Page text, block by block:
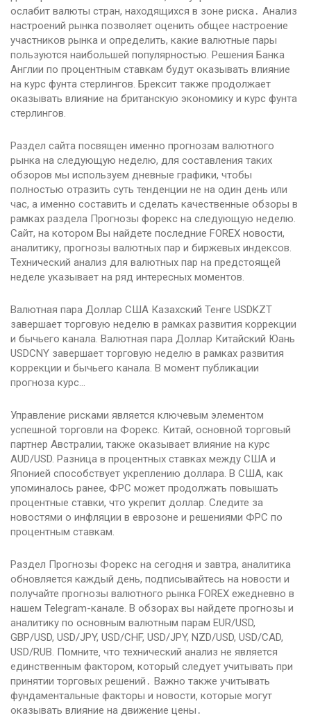
ослабит валюты стран, находящихся в зоне риска․ Анализ
настроений рынка позволяет оценить общее настроение
участников рынка и определить, какие валютные пары
пользуются наибольшей популярностью. Решения Банка
Англии по процентным ставкам будут оказывать влияние
на курс фунта стерлингов. Брексит также продолжает
оказывать влияние на британскую экономику и курс фунта
стерлингов.
Раздел сайта посвящен именно прогнозам валютного
рынка на следующую неделю, для составления таких
обзоров мы используем дневные графики, чтобы
полностью отразить суть тенденции не на один день или
час, а именно составить и сделать качественные обзоры в
рамках раздела Прогнозы форекс на следующую неделю.
Сайт, на котором Вы найдете последние FOREX новости,
аналитику, прогнозы валютных пар и биржевых индексов.
Технический анализ для валютных пар на предстоящей
неделе указывает на ряд интересных моментов.
Валютная пара Доллар США Казахский Тенге USDKZT
завершает торговую неделю в рамках развития коррекции
и бычьего канала. Валютная пара Доллар Китайский Юань
USDCNY завершает торговую неделю в рамках развития
коррекции и бычьего канала. В момент публикации
прогноза курс…
Управление рисками является ключевым элементом
успешной торговли на Форекс. Китай, основной торговый
партнер Австралии, также оказывает влияние на курс
AUD/USD. Разница в процентных ставках между США и
Японией способствует укреплению доллара. В США, как
упоминалось ранее, ФРС может продолжать повышать
процентные ставки, что укрепит доллар. Следите за
новостями о инфляции в еврозоне и решениями ФРС по
процентным ставкам.
Раздел Прогнозы Форекс на сегодня и завтра, аналитика
обновляется каждый день, подписывайтесь на новости и
получайте прогнозы валютного рынка FOREX ежедневно в
нашем Telegram-канале. В обзорах вы найдете прогнозы и
аналитику по основным валютным парам EUR/USD,
GBP/USD, USD/JPY, USD/CHF, USD/JPY, NZD/USD, USD/CAD,
USD/RUB. Помните‚ что технический анализ не является
единственным фактором‚ который следует учитывать при
принятии торговых решений․ Важно также учитывать
фундаментальные факторы и новости‚ которые могут
оказывать влияние на движение цены․